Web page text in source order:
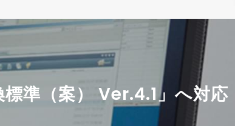
準（案） Ver.4.1」へ対応